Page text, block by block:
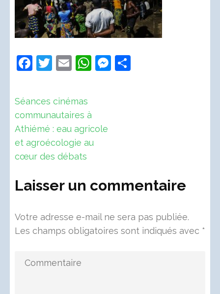
Facebook
Twitter
EmailWhatsApp
Messenger
Navigation
de
l’article
Séances cinémas
communautaires à
Athiémé : eau agricole
et agroécologie au
cœur des débats
Laisser un commentaire
Votre adresse e-mail ne sera pas publiée.
Les champs obligatoires sont indiqués avec *